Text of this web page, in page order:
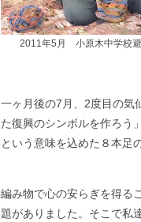
2011年5月 小原木中学校
一ヶ月後の7月、2度目の気
た復興のシンボルを作ろう
という意味を込めた８本足
編み物で心の安らぎを得る
題がありました。そこで私